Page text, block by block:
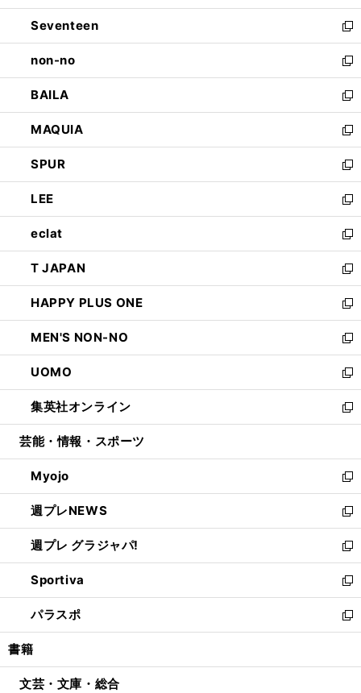
開
く
ウ
で
開
く
ン
ド
ウ
で
開
く
Seventeen
新
し
い
ウ
ィ
ン
ド
ウ
で
開
く
non-no
新
し
い
ウ
ィ
ン
ド
ウ
で
開
く
BAILA
新
し
い
ウ
ィ
ン
ド
ウ
で
開
く
MAQUIA
新
し
い
ウ
ィ
ン
ド
ウ
で
開
く
SPUR
新
し
い
ウ
ィ
ン
ド
ウ
で
開
く
LEE
新
し
い
ウ
ィ
ン
ド
ウ
で
開
く
eclat
新
し
い
ウ
ィ
ン
ド
ウ
で
開
く
T JAPAN
新
し
い
ウ
ィ
ン
ド
ウ
で
開
HAPPY PLUS ONE
新
し
い
ウ
ィ
ン
ド
ウ
開
く
MEN'S NON-NO
新
し
い
ウ
ィ
ン
ウ
で
開
く
UOMO
新
し
い
ウ
ン
ド
ウ
で
開
く
集英社オンライン
新
し
ウ
ィ
ン
ド
ウ
で
開
く
芸能・情報・スポーツ
Myojo
新
し
い
ウ
ィ
ン
ド
ウ
で
開
週プレNEWS
新
し
い
ウ
ィ
ン
ド
ウ
開
週プレ グラジャパ!
新
し
い
ウ
ィ
ン
ウ
Sportiva
新
し
い
ウ
ン
パラスポ
新
し
ウ
書籍
文芸・文庫・総合